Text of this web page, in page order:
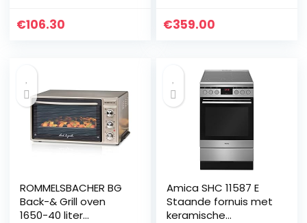
€106.30
Staal
€359.00
ROMMELSBACHER BG
Back-& Grill oven
1650-40 liter
Amica SHC 11587 E
Staande fornuis met
keramische